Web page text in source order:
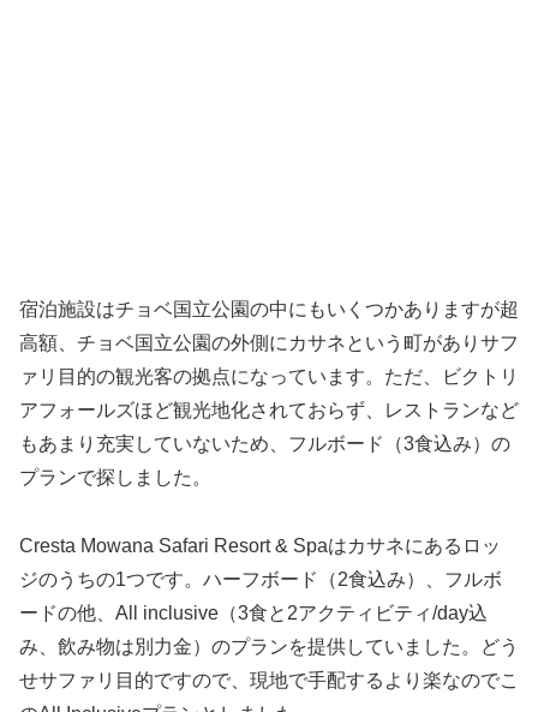
宿泊施設はチョベ国立公園の中にもいくつかありますが超
高額、チョベ国立公園の外側にカサネという町がありサフ
ァリ目的の観光客の拠点になっています。ただ、ビクトリ
アフォールズほど観光地化されておらず、レストランなど
もあまり充実していないため、フルボード（3食込み）の
プランで探しました。
Cresta Mowana Safari Resort & Spaはカサネにあるロッ
ジのうちの1つです。ハーフボード（2食込み）、フルボ
ードの他、All inclusive（3食と2アクティビティ/day込
み、飲み物は別力金）のプランを提供していました。どう
せサファリ目的ですので、現地で手配するより楽なのでこ